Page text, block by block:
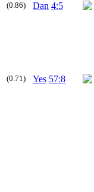
(0.86) Dan 4:5
(0.71) Yes 57:8